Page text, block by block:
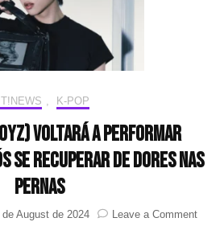
K-POP
BOYZ) voltará a performar
se recuperar de dores nas
pernas
de August de 2024 Leave a Commenton